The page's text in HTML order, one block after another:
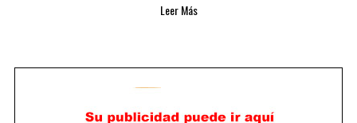
Leer Más